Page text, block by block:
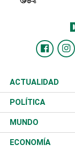
ACTUALIDAD
Nacional
Ciudad
Educación
POLÍTICA
Partidos
JCE
MUNDO
Estados Unidos
ECONOMÍA